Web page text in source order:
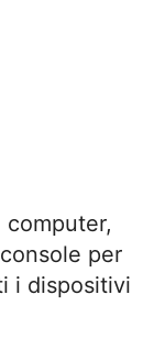
per
i dispositivi